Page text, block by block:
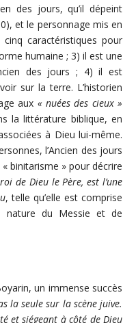
des jours, qu’il dépeint
et le personnage mis en
caractéristiques pour
humaine ; 3) il est une
des jours ; 4) il est
sur la terre. L’historien
aux « nuées des cieux »
la littérature biblique, en
à Dieu lui-même.
l’Ancien des jours
binitarisme » pour décrire
de Dieu le Père, est l’une
, telle qu’elle est comprise
nature du Messie et de
un immense succès
la seule sur la scène juive.
et siégeant à côté de Dieu